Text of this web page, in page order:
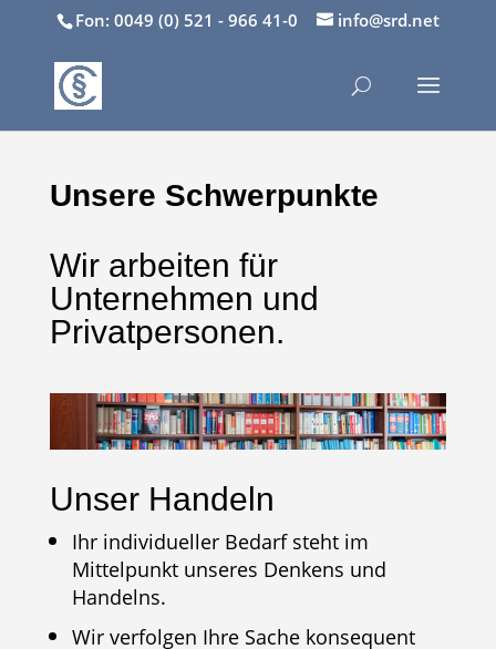
Fon: 0049 (0) 521 - 966 41-0 info@srd.net
Unsere Schwerpunkte
Wir arbeiten für
Unternehmen und
Privatpersonen.
Unser Handeln
Ihr individueller Bedarf steht im
Mittelpunkt unseres Denkens und
Handelns.
Wir verfolgen Ihre Sache konsequent